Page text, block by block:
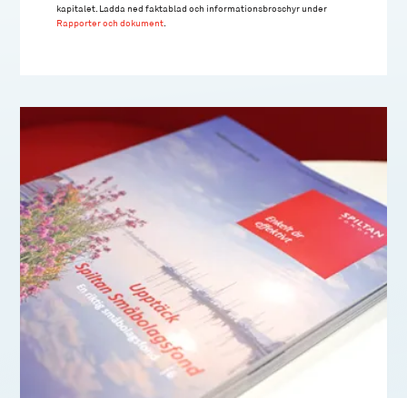
kapitalet. Ladda ned faktablad och informationsbroschyr under
Rapporter och dokument